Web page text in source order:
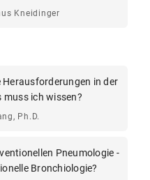
Kneidinger
in der
muss ich wissen?
Ph.D.
Pneumologie -
Bronchiologie?